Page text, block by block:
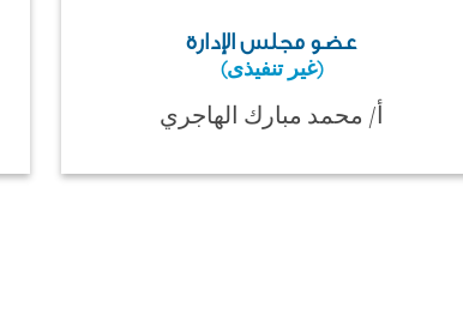
عضو مجلس الإدارة
(غير تنفيذى)
أ/ محمد مبارك الهاجري